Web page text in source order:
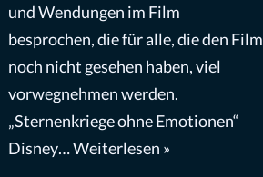
und Wendungen im Film
besprochen, die für alle, die den Film
noch nicht gesehen haben, viel
vorwegnehmen werden.
„Sternenkriege ohne Emotionen“
Disney…Weiterlesen »